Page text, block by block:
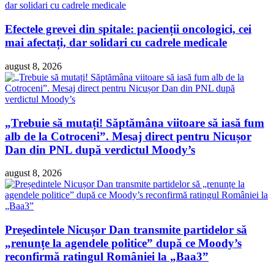
Efectele grevei din spitale: pacienții oncologici, cei
mai afectați, dar solidari cu cadrele medicale
august 8, 2026
„Trebuie să mutați! Săptămâna viitoare să iasă fum
alb de la Cotroceni”. Mesaj direct pentru Nicușor
Dan din PNL după verdictul Moody’s
august 8, 2026
Președintele Nicușor Dan transmite partidelor să
„renunțe la agendele politice” după ce Moody’s
reconfirmă ratingul României la „Baa3”